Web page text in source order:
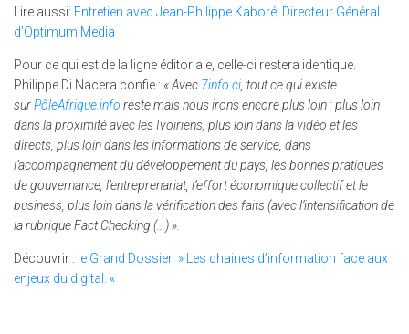
Lire aussi: Entretien avec Jean-Philippe Kaboré, Directeur Général
d’Optimum Media
Pour ce qui est de la ligne éditoriale, celle-ci restera identique.
Philippe Di Nacera confie : « Avec 7info.ci , tout ce qui existe
surPôleAfrique.info reste mais nous irons encore plus loin : plus loin
dans la proximité avec les Ivoiriens, plus loin dans la vidéo et les
directs, plus loin dans les informations de service, dans
l’accompagnement du développement du pays, les bonnes pratiques
de gouvernance, l’entreprenariat, l’effort économique collectif et le
business, plus loin dans la vérification des faits (avec l’intensification de
la rubrique Fact Checking (…) ».
Découvrir : le Grand Dossier » Les chaines d’information face aux
enjeux du digital. «